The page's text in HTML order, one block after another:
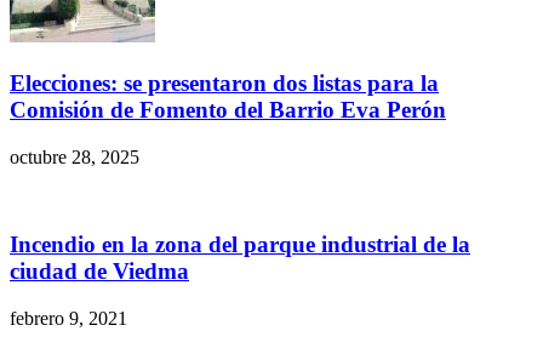
Elecciones: se presentaron dos listas para la
Comisión de Fomento del Barrio Eva Perón
octubre 28, 2025
Incendio en la zona del parque industrial de la
ciudad de Viedma
febrero 9, 2021